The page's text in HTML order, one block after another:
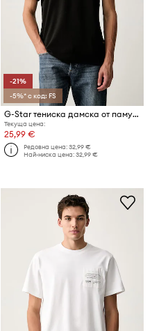
-21%
-5%* с код: FS
G-Star тениска дамска от памук Script r t
Текуща цена:
25,99 €
Редовна цена:32,99 €
Най-ниска цена:32,99 €